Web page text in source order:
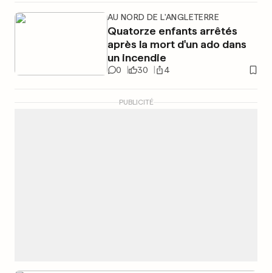
AU NORD DE L'ANGLETERRE
Quatorze enfants arrêtés
après la mort d'un ado dans
un incendie
0 30 4
PUBLICITÉ